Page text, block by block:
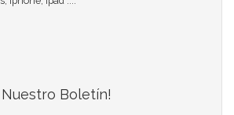
Nuestro Boletín!